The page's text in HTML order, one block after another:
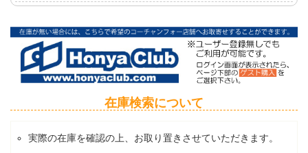
在庫検索について
実際の在庫を確認の上、お取り置きさせていただきます。